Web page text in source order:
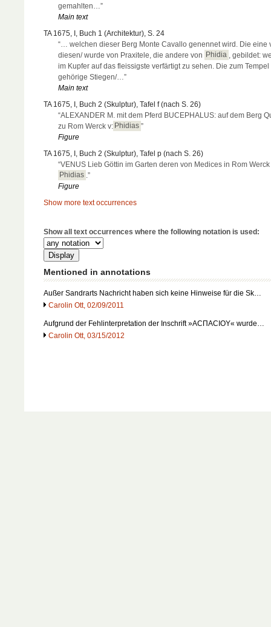
gemahlten…”
Main text
TA 1675, I, Buch 1 (Architektur), S. 24
“… welchen dieser Berg Monte Cavallo genennet wird. Die eine
diesen/ wurde von Praxitele, die andere von Phidia
, gebildet:
im Kupfer auf das fleissigste verfärtigt zu sehen. Die zum Tempel
gehörige Stiegen/…”
Main text
TA 1675, I, Buch 2 (Skulptur), Tafel f (nach S. 26)
“ALEXANDER M. mit dem Pferd BUCEPHALUS: auf dem Berg
zu Rom Werck v: Phidias ”
Figure
TA 1675, I, Buch 2 (Skulptur), Tafel p (nach S. 26)
“VENUS Lieb Göttin im Garten deren von Medices in Rom
Phidias .”
Figure
Show more text occurrences
Show all text occurrences where the following notation is used:
Mentioned in annotations
Außer Sandrarts Nachricht haben sich keine Hinweise für die Sk…
Carolin Ott, 02/09/2011
Aufgrund der Fehlinterpretation der Inschrift »ACΠACIOY« wurde…
Carolin Ott, 03/15/2012